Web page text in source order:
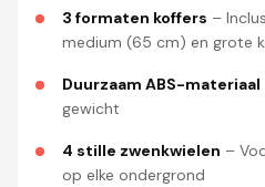
3 formaten koffers –
medium (65 cm) en grote
Duurzaam ABS-materiaal
gewicht
4 stille zwenkwielen –
op elke ondergrond